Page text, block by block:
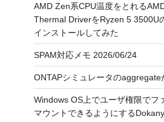
AMD Zen系CPU温度をとれる
Thermal DriverをRyzen 5 3500U
インストールしてみた
SPAM対応メモ 2026/06/24
ONTAPシミュレータのaggregate
Windows OS上でユーザ権限でフ
マウントできるようにするDokany